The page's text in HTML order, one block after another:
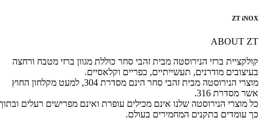
ZT iNOX
ABOUT ZT
קולקציית ברזי הנירוסטה מבית זהבי סחר כוללת מגוון ברזי מטבח ורחצה
בעיצובים מודרנים, תעשייתיים, כפריים וקלאסיים.
מוצרי הנירוסטה מבית זהבי סחר הינם מסדרת 304, למעט מקלחון החוץ
אשר מסדרת 316.
כל מוצרי הנירוסטה שלנו אינם מכילים עופרת ואינם מפרישים רעלים ובתוך
כך עומדים בתקנים המחמירים בעולם.